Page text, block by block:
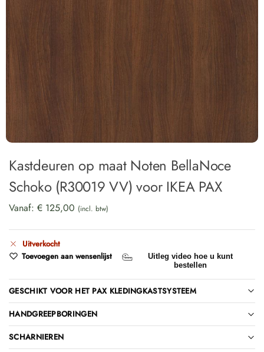
Kastdeuren op maat Noten BellaNoce
Schoko (R30019 VV) voor IKEA PAX
Vanaf: € 125,00 (incl. btw)
Uitverkocht
Toevoegen aan wensenlijst
Uitleg video hoe u kunt
bestellen
GESCHIKT VOOR HET PAX KLEDINGKASTSYSTEEM
HANDGREEPBORINGEN
SCHARNIEREN